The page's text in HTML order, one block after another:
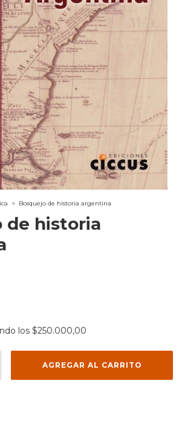
> Bosquejo de historia argentina
de historia
los $250.000,00